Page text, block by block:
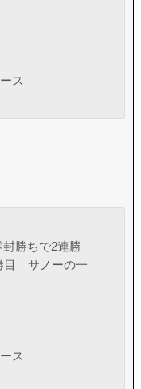
ス
封勝ちで2連勝
目 サノーの一
ス